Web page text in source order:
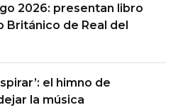
2026: presentan libro
Británico de Real del
el himno de
la música